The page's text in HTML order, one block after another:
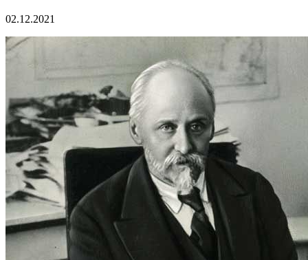
02.12.2021